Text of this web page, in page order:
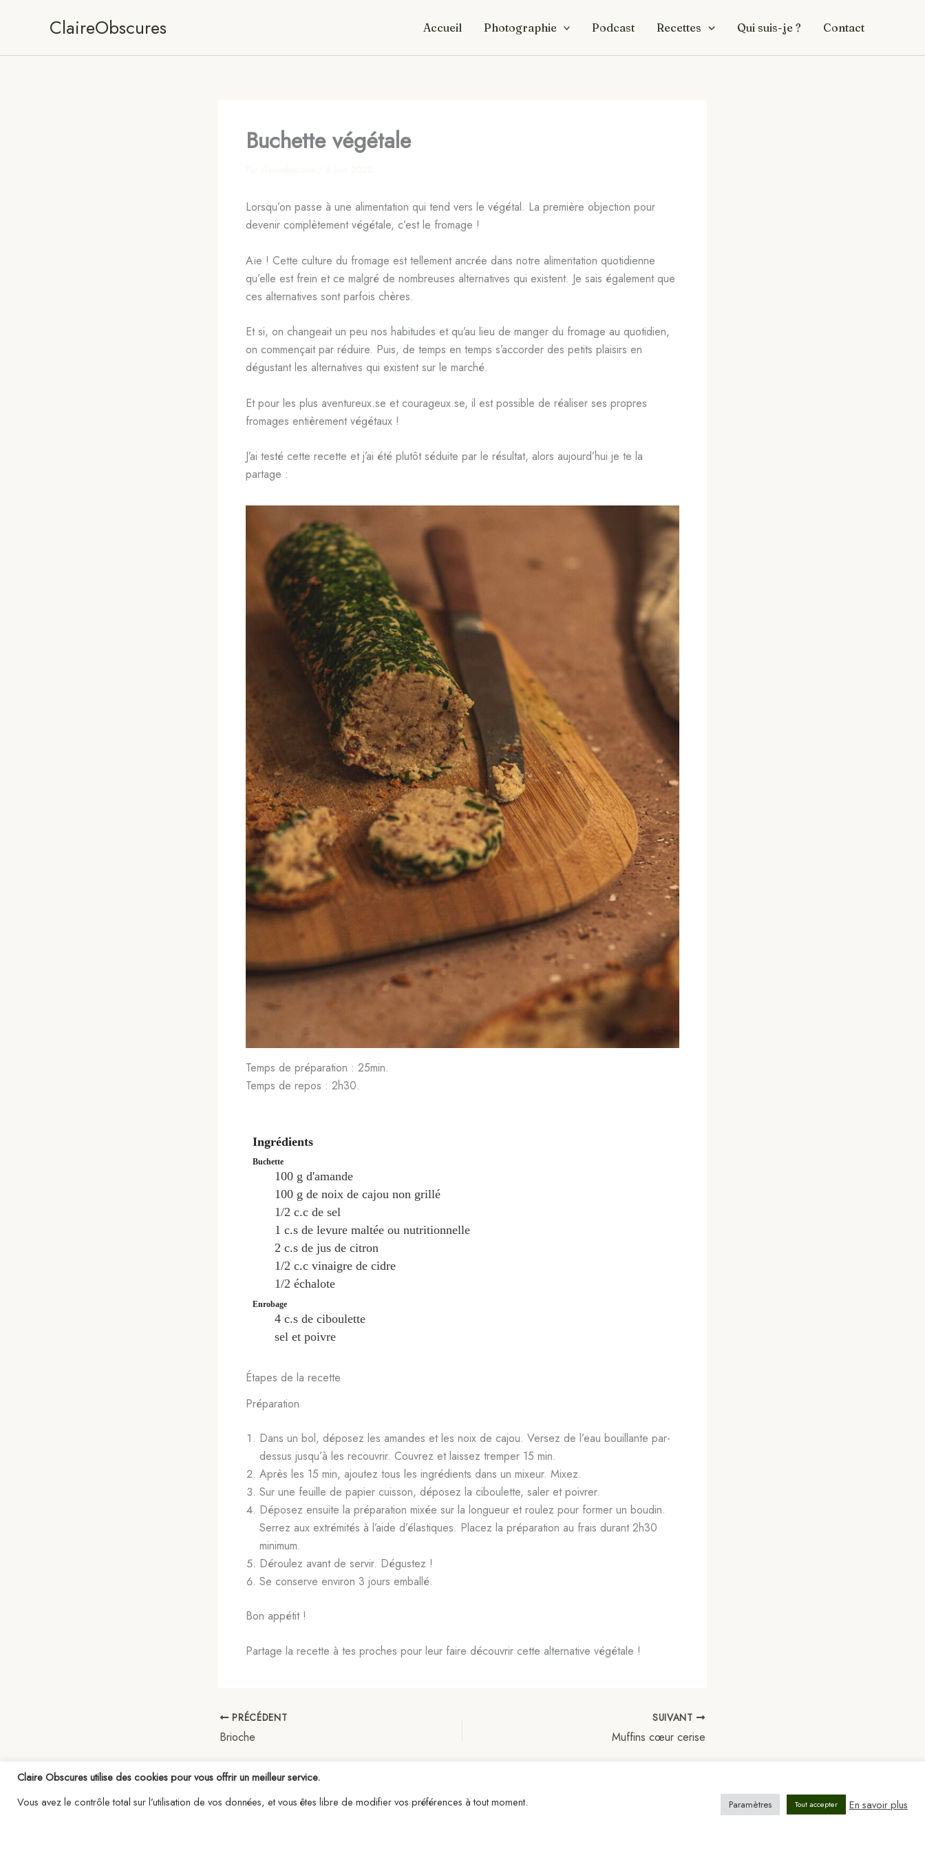
ClaireObscures Accueil Photographie Podcast Recettes Qui suis-je ? Contact
Buchette végétale
Lorsqu’on passe à une alimentation qui tend vers le végétal. La première objection pour
devenir complètement végétale, c’est le fromage !
Aïe ! Cette culture du fromage est tellement ancrée dans notre alimentation quotidienne
qu’elle est frein et ce malgré de nombreuses alternatives qui existent. Je sais également que
ces alternatives sont parfois chères.
Et si, on changeait un peu nos habitudes et qu’au lieu de manger du fromage au quotidien,
on commençait par réduire. Puis, de temps en temps s’accorder des petits plaisirs en
dégustant les alternatives qui existent sur le marché.
Et pour les plus aventureux.se et courageux.se, il est possible de réaliser ses propres
fromages entièrement végétaux !
J’ai testé cette recette et j’ai été plutôt séduite par le résultat, alors aujourd’hui je te la
partage :
Temps de préparation : 25min.
Temps de repos : 2h30.
Ingrédients
Buchette
100 g d'amande
100 g de noix de cajou non grillé
1/2 c.c de sel
1 c.s de levure maltée ou nutritionnelle
2 c.s de jus de citron
1/2 c.c vinaigre de cidre
1/2 échalote
Enrobage
4 c.s de ciboulette
sel et poivre
Étapes de la recette
Préparation
Dans un bol, déposez les amandes et les noix de cajou. Versez de l’eau bouillante par-
dessus jusqu’à les recouvrir. Couvrez et laissez tremper 15 min.
Après les 15 min, ajoutez tous les ingrédients dans un mixeur. Mixez.
Sur une feuille de papier cuisson, déposez la ciboulette, saler et poivrer.
Déposez ensuite la préparation mixée sur la longueur et roulez pour former un boudin.
Serrez aux extrémités à l’aide d’élastiques. Placez la préparation au frais durant 2h30
minimum.
Déroulez avant de servir. Dégustez !
Se conserve environ 3 jours emballé.
Bon appétit !
Partage la recette à tes proches pour leur faire découvrir cette alternative végétale !
PRÉCÉDENT
Brioche
SUIVANT
Muffins cœur cerise
Claire Obscures utilise des cookies pour vous offrir un meilleur service.
Vous avez le contrôle total sur l’utilisation de vos données, et vous êtes libre de modifier vos préférences à tout moment.
Paramètres Tout accepter En savoir plus